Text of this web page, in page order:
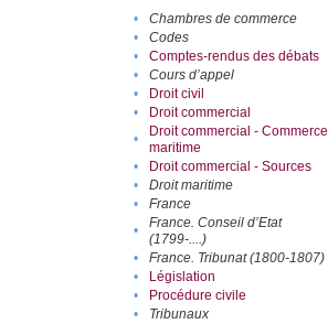
•
Chambres de commerce
•
Codes
•
Comptes-rendus des débats
•
Cours d’appel
•
Droit civil
•
Droit commercial
•
Droit commercial - Commerce
maritime
• Droit commercial - Sources
•
Droit maritime
•
France
•
France. Conseil d’Etat
(1799-....)
• France. Tribunat (1800-1807)
•
Législation
•
Procédure civile
•
Tribunaux